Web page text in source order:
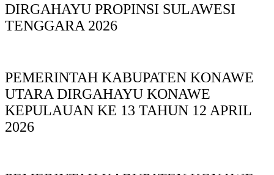
DIRGAHAYU PROPINSI SULAWESI
TENGGARA 2026
PEMERINTAH KABUPATEN KONAWE
UTARA DIRGAHAYU KONAWE
KEPULAUAN KE 13 TAHUN 12 APRIL
2026